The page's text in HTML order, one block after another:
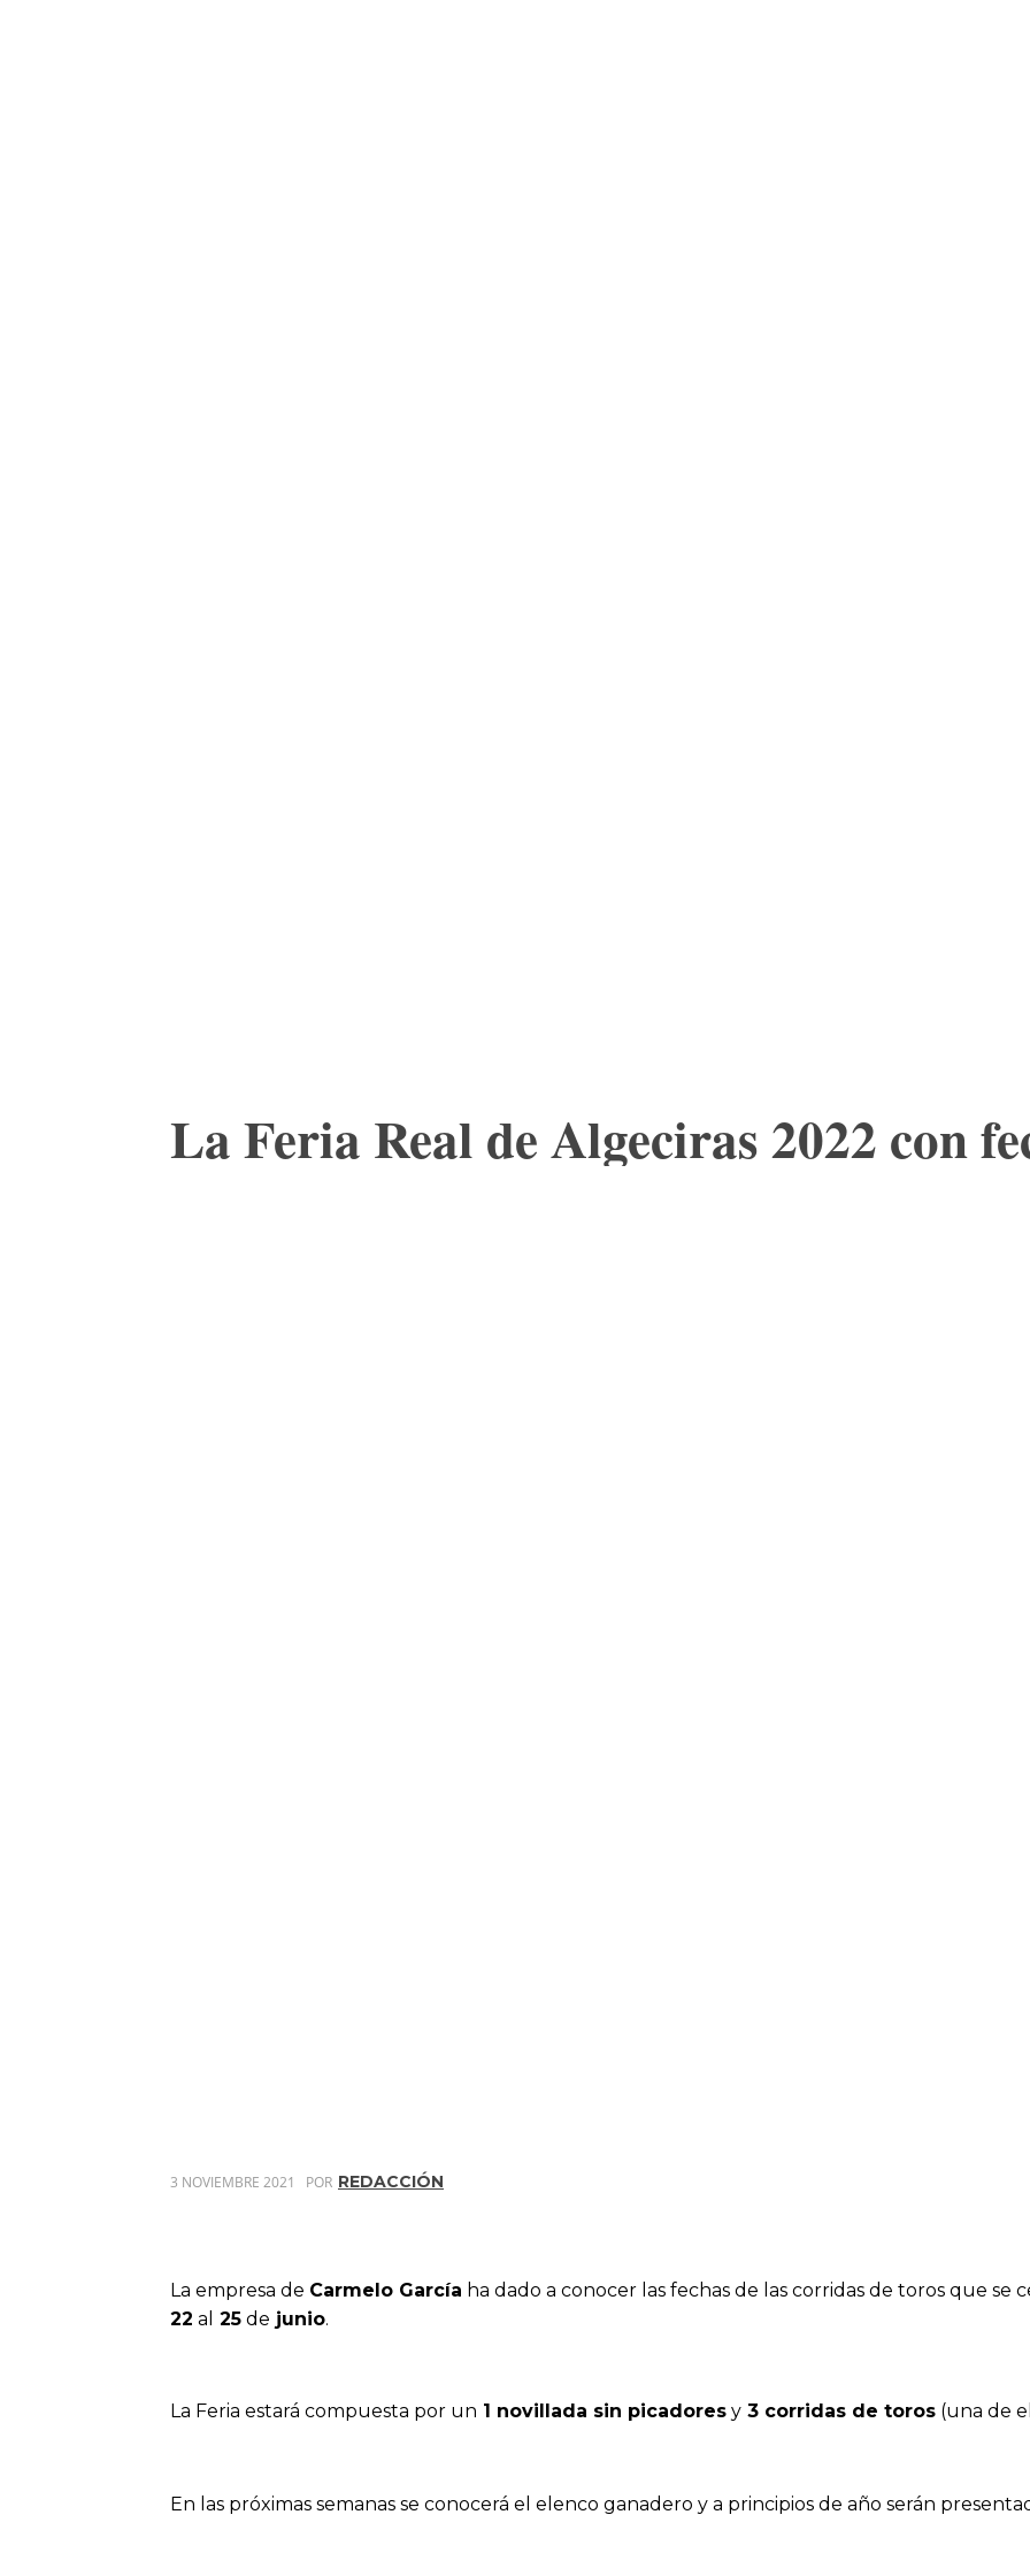
La Feria Real de Algeciras 2022 con
3 NOVIEMBRE 2021 POR REDACCIÓN
La empresa de Carmelo García ha dado a conocer las fechas de las corridas de toros que se
22 al 25 de junio.
La Feria estará compuesta por un 1 novillada sin picadores y 3 corridas de toros (una de
En las próximas semanas se conocerá el elenco ganadero y a principios de año serán